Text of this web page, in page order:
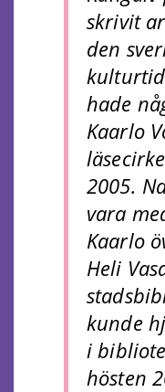
skrivit
den
hade
Kaarlo
2005.
vara
Kaarlo
Heli
kunde
i
hösten